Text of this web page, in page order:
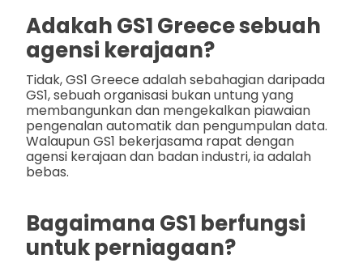
Adakah GS1 Greece sebuah
agensi kerajaan?
Tidak, GS1 Greece adalah sebahagian daripada
GS1, sebuah organisasi bukan untung yang
membangunkan dan mengekalkan piawaian
pengenalan automatik dan pengumpulan data.
Walaupun GS1 bekerjasama rapat dengan
agensi kerajaan dan badan industri, ia adalah
bebas.
Bagaimana GS1 berfungsi
untuk perniagaan?